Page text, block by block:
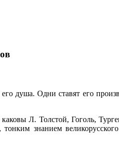
душа. Одни ставят его
Л. Толстой, Гоголь,
знанием